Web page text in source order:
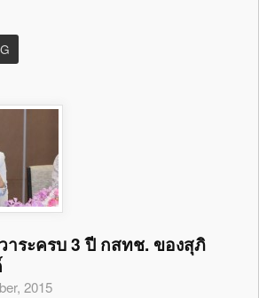
าระครบ 3 ปี กสทช. ของสุภิ
2015